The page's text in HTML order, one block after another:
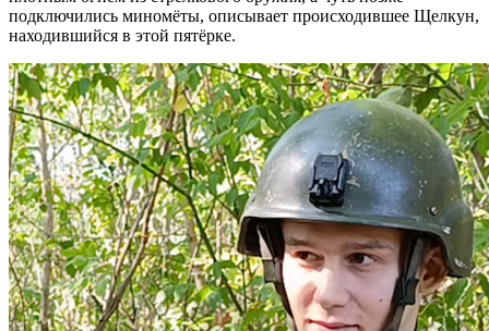
подключились миномёты, описывает происходившее Щелкун,
находившийся в этой пятёрке.